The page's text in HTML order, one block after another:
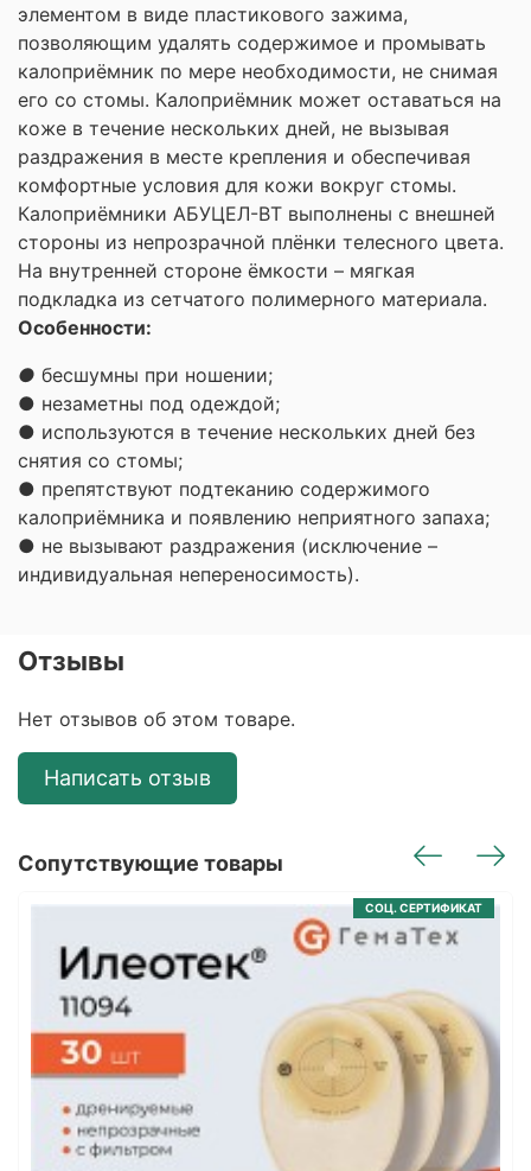
элементом в виде пластикового зажима,
позволяющим удалять содержимое и промывать
калоприёмник по мере необходимости, не снимая
его со стомы. Калоприёмник может оставаться на
коже в течение нескольких дней, не вызывая
раздражения в месте крепления и обеспечивая
комфортные условия для кожи вокруг стомы.
Калоприёмники АБУЦЕЛ-ВТ выполнены с внешней
стороны из непрозрачной плёнки телесного цвета.
На внутренней стороне ёмкости – мягкая
подкладка из сетчатого полимерного материала.
Особенности:
● бесшумны при ношении;
● незаметны под одеждой;
● используются в течение нескольких дней без
снятия со стомы;
● препятствуют подтеканию содержимого
калоприёмника и появлению неприятного запаха;
● не вызывают раздражения (исключение –
индивидуальная непереносимость).
Отзывы
Нет отзывов об этом товаре.
Написать отзыв
Сопутствующие товары
СОЦ. СЕРТИФИКАТ